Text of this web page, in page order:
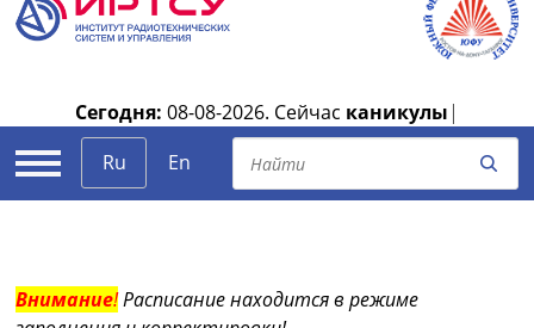
Сегодня: 08-08-2026. Сейчас каникулы |
Ru
En
Внимание!Расписание находится в режиме